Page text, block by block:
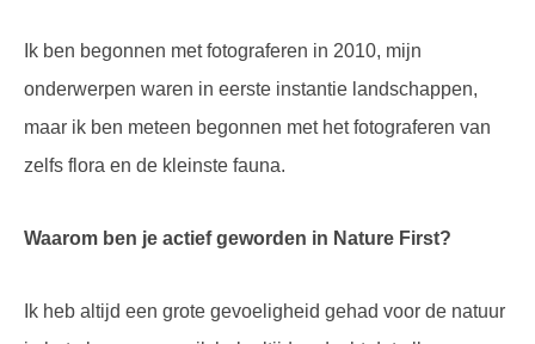
Ik ben begonnen met fotograferen in 2010, mijn
onderwerpen waren in eerste instantie landschappen,
maar ik ben meteen begonnen met het fotograferen van
zelfs flora en de kleinste fauna.
Waarom ben je actief geworden in Nature First?
Ik heb altijd een grote gevoeligheid gehad voor de natuur